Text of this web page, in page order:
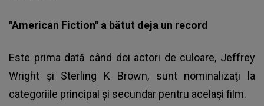
"American Fiction" a bătut deja un record
Este prima dată când doi actori de culoare, Jeffrey
Wright şi Sterling K Brown, sunt nominalizaţi la
categoriile principal şi secundar pentru acelaşi film.